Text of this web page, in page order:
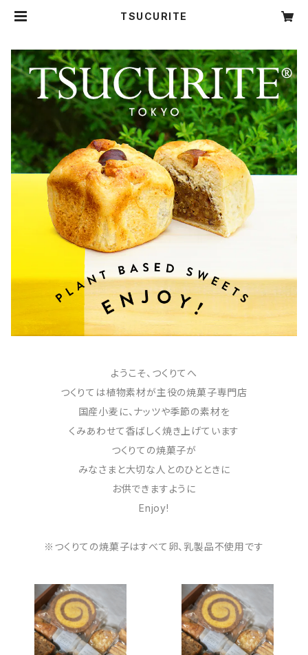
TSUCURITE
ようこそ、つくりてへ
つくりては植物素材が主役の焼菓子専門店
国産小麦に、ナッツや季節の素材を
くみあわせて香ばしく焼き上げています
つくりての焼菓子が
みなさまと大切な人とのひとときに
お供できますように
Enjoy!
※つくりての焼菓子はすべて卵、乳製品不使用です